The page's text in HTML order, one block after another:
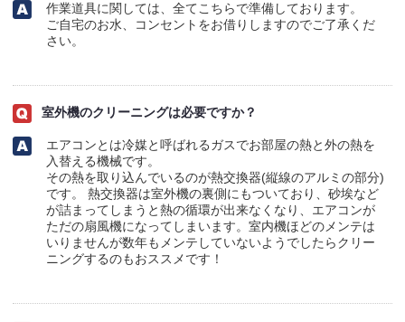
作業道具に関しては、全てこちらで準備しております。
ご自宅のお水、コンセントをお借りしますのでご了承くだ
さい。
室外機のクリーニングは必要ですか？
エアコンとは冷媒と呼ばれるガスでお部屋の熱と外の熱を
入替える機械です。
その熱を取り込んでいるのが熱交換器(縦線のアルミの部分)
です。 熱交換器は室外機の裏側にもついており、砂埃など
が詰まってしまうと熱の循環が出来なくなり、エアコンが
ただの扇風機になってしまいます。室内機ほどのメンテは
いりませんが数年もメンテしていないようでしたらクリー
ニングするのもおススメです！